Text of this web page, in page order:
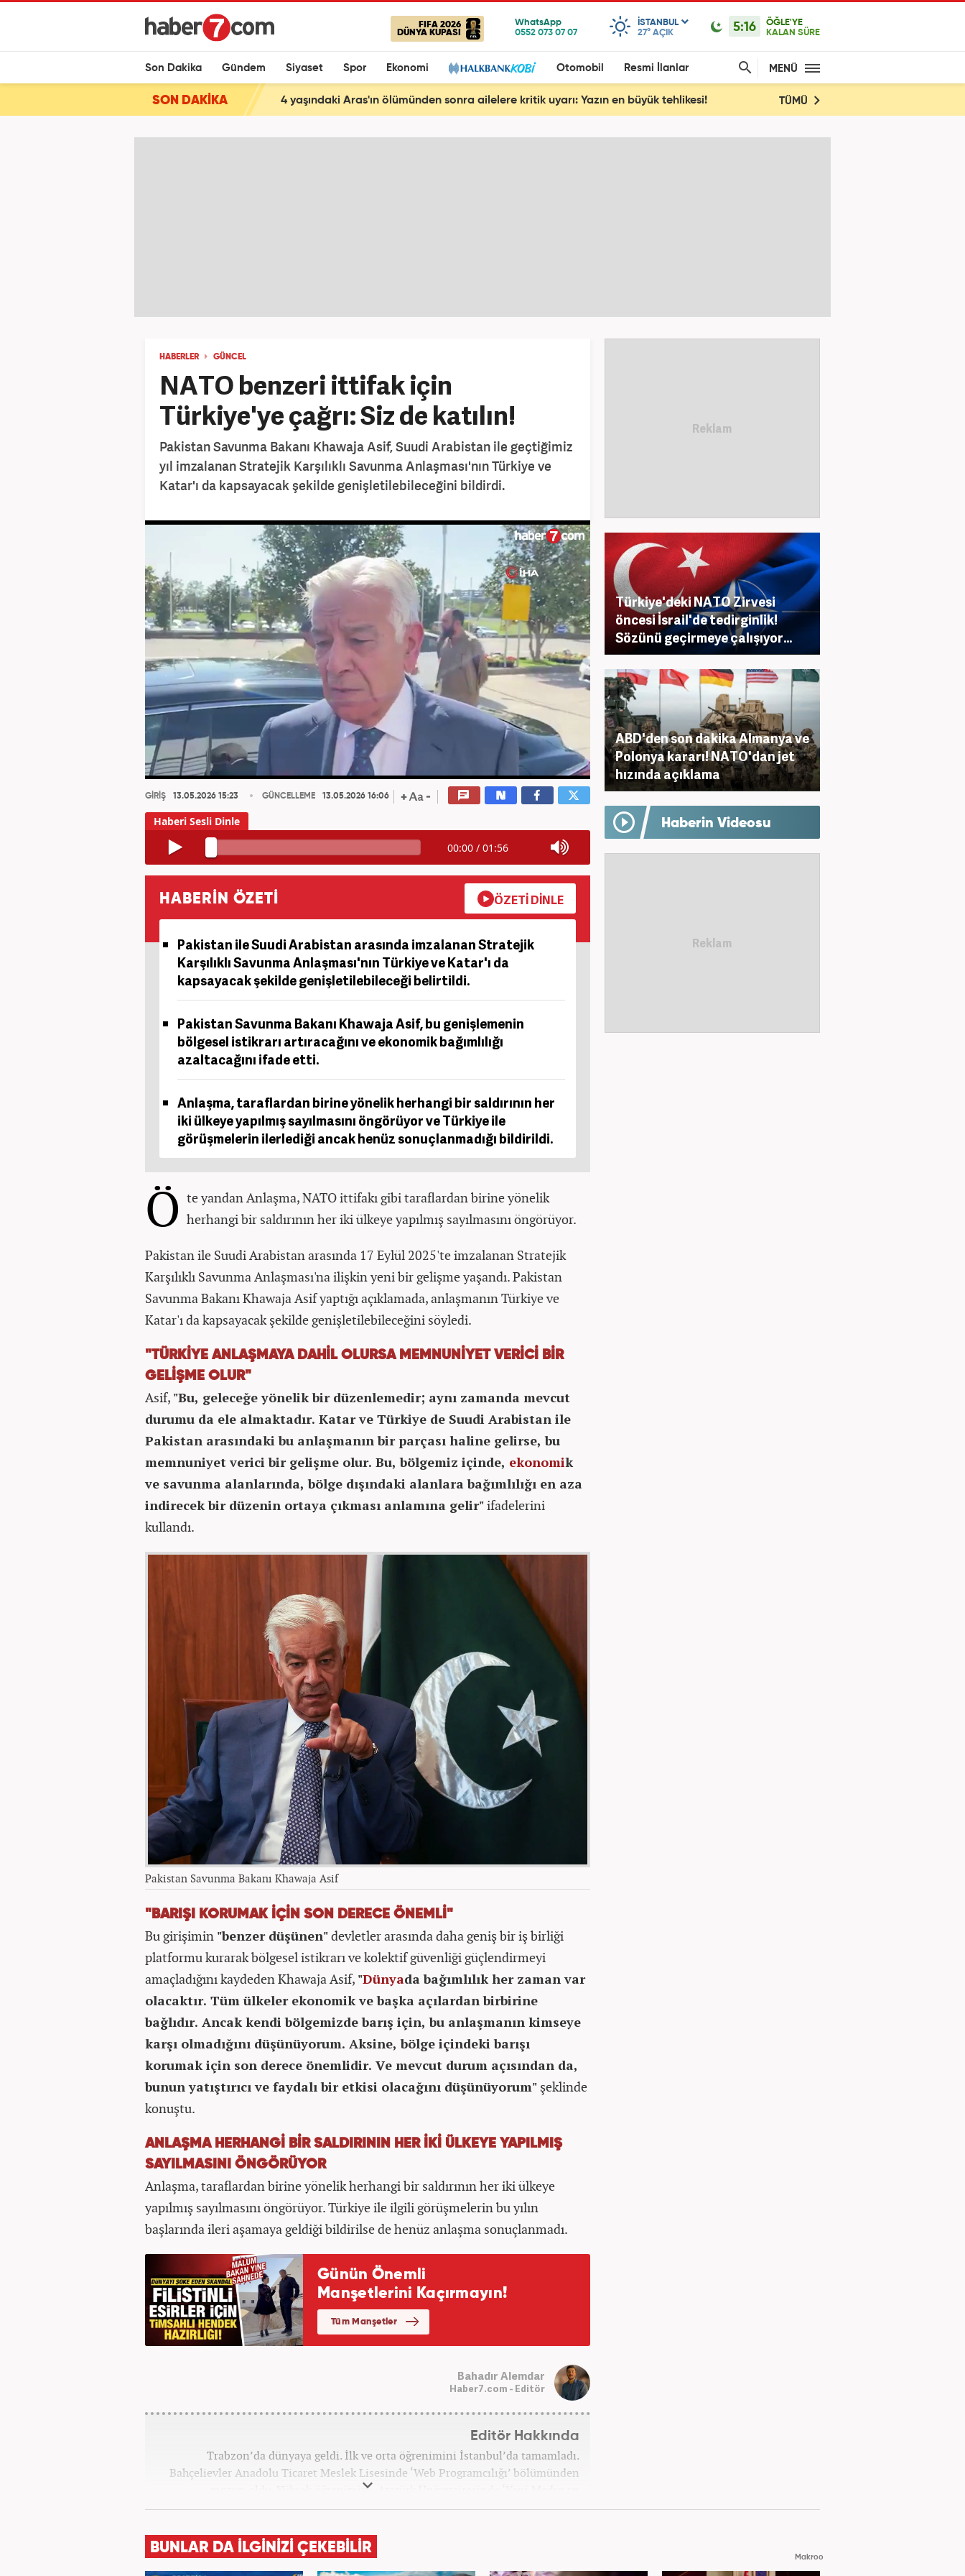
FIFA 2026
DÜNYA KUPASI
ISTANBUL
27° AÇIK 5:16
ÖĞLE'YE
KALAN SÜRE
Son Dakika Gündem Siyaset Spor Ekonomi Otomobil Resmi İlanlar MENÜ
SON DAKİKA 4 yaşındaki Aras'ın ölümünden sonra ailelere kritik uyarı: Yazın en büyük tehlikesi! TÜMÜ
HABERLER GÜNCEL
NATO benzeri ittifak için
Türkiye'ye çağrı: Siz de katılın!
Pakistan Savunma Bakanı Khawaja Asif, Suudi Arabistan ile geçtiğimiz
yıl imzalanan Stratejik Karşılıklı Savunma Anlaşması'nın Türkiye ve
Katar'ı da kapsayacak şekilde genişletilebileceğini bildirdi.
GİRİŞ 13.05.2026 15:23 GÜNCELLEME 13.05.2026 16:06
00:00 / 01:56
HABERİN ÖZETİ ÖZETİ DİNLE
Pakistan ile Suudi Arabistan arasında imzalanan Stratejik
Karşılıklı Savunma Anlaşması'nın Türkiye ve Katar'ı da
kapsayacak şekilde genişletilebileceği belirtildi.
Pakistan Savunma Bakanı Khawaja Asif, bu genişlemenin
bölgesel istikrarı artıracağını ve ekonomik bağımlılığı
azaltacağını ifade etti.
Anlaşma, taraflardan birine yönelik herhangi bir saldırının her
iki ülkeye yapılmış sayılmasını öngörüyor ve Türkiye ile
görüşmelerin ilerlediği ancak henüz sonuçlanmadığı bildirildi.
Ö te yandan Anlaşma, NATO ittifakı gibi taraflardan birine yönelik
herhangi bir saldırının her iki ülkeye yapılmış sayılmasını öngörüyor.
Pakistan ile Suudi Arabistan arasında 17 Eylül 2025'te imzalanan Stratejik
Karşılıklı Savunma Anlaşması'na ilişkin yeni bir gelişme yaşandı. Pakistan
Savunma Bakanı Khawaja Asif yaptığı açıklamada, anlaşmanın Türkiye ve
Katar'ı da kapsayacak şekilde genişletilebileceğini söyledi.
"TÜRKİYE ANLAŞMAYA DAHİL OLURSA MEMNUNİYET VERİCİ BİR
GELİŞME OLUR"
Asif, "Bu, geleceğe yönelik bir düzenlemedir; aynı zamanda mevcut
durumu da ele almaktadır. Katar ve Türkiye de Suudi Arabistan ile
Pakistan arasındaki bu anlaşmanın bir parçası haline gelirse, bu
memnuniyet verici bir gelişme olur. Bu, bölgemiz içinde, ekonomik
ve savunma alanlarında, bölge dışındaki alanlara bağımlılığı en aza
indirecek bir düzenin ortaya çıkması anlamına gelir"ifadelerini
kullandı.
Pakistan Savunma Bakanı Khawaja Asif
"BARIŞI KORUMAK İÇİN SON DERECE ÖNEMLİ"
Bu girişimin "benzer düşünen"devletler arasında daha geniş bir iş birliği
platformu kurarak bölgesel istikrarı ve kolektif güvenliği güçlendirmeyi
amaçladığını kaydeden Khawaja Asif, "Dünyada bağımlılık her zaman var
olacaktır. Tüm ülkeler ekonomik ve başka açılardan birbirine
bağlıdır. Ancak kendi bölgemizde barış için, bu anlaşmanın kimseye
karşı olmadığını düşünüyorum. Aksine, bölge içindeki barışı
korumak için son derece önemlidir. Ve mevcut durum açısından da,
bunun yatıştırıcı ve faydalı bir etkisi olacağını düşünüyorum" şeklinde
konuştu.
ANLAŞMA HERHANGİ BİR SALDIRININ HER İKİ ÜLKEYE YAPILMIŞ
SAYILMASINI ÖNGÖRÜYOR
Anlaşma, taraflardan birine yönelik herhangi bir saldırının her iki ülkeye
yapılmış sayılmasını öngörüyor. Türkiye ile ilgili görüşmelerin bu yılın
başlarında ileri aşamaya geldiği bildirilse de henüz anlaşma sonuçlanmadı.
Bahadır Alemdar
Haber7.com - Editör
Editör Hakkında
Trabzon’da dünyaya geldi. İlk ve orta öğrenimini İstanbul’da tamamladı.
Bahçelievler Anadolu Ticaret Meslek Lisesinde ‘Web Programcılığı’ bölümünden
mezun oldu. Yüksek öğrenimini, Atatürk Üniversitesinde ‘Yeni Medya ve
Gazetecilik’ mezunu olarak tamamladı. Gazeteciliğe ilk adımını 2011 yılında attı.
üzere ağırlıklı olarak gündem, dünya, ekonomi, spor ve teknoloji kategorilerinde
birçok haber ve röportaja imza atarak galeri ve video hazırladı. Bahadır Alemdar,
Türkiye'deki NATO Zirvesi
öncesi İsrail'de tedirginlik!
Sözünü geçirmeye çalışıyor...
ABD'den son dakika Almanya ve
Polonya kararı! NATO'dan jet
hızında açıklama
Haberin Videosu
BUNLAR DA İLGİNİZİ ÇEKEBİLİR
Makroo